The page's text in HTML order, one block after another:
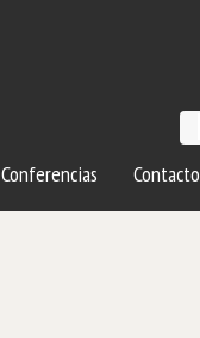
Conferencias Contacto